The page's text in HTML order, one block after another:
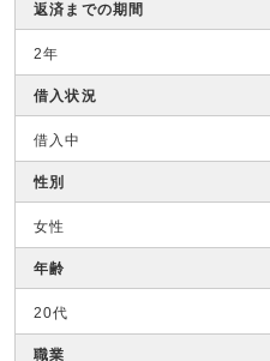
返済までの期間
2年
借入状況
借入中
性別
女性
年齢
20代
職業